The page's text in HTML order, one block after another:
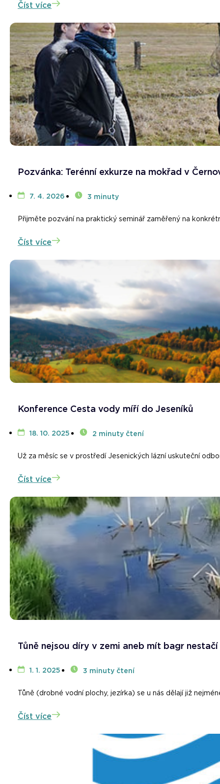
Číst více
Pozvánka: Terénní exkurze na mokřad v
7. 4. 2026 3 minuty
Přijměte pozvání na praktický seminář zaměřený na
Číst více
Konference Cesta vody míří do Jeseníků
18. 10. 2025 2 minuty čtení
Už za měsíc se v prostředí Jesenických lázní uskuteční
Číst více
Tůně nejsou díry v zemi aneb mít bagr nestačí
1. 1. 2025 3 minuty čtení
Tůně (drobné vodní plochy, jezírka) se u nás dělají již
Číst více